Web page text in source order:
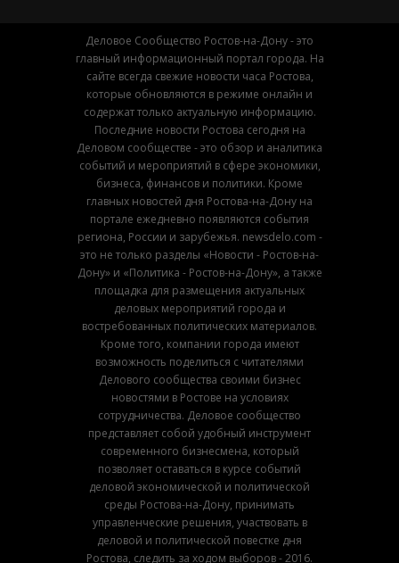
Деловое Сообщество Ростов-на-Дону - это
главный информационный портал города. На
сайте всегда свежие новости часа Ростова,
которые обновляются в режиме онлайн и
содержат только актуальную информацию.
Последние новости Ростова сегодня на
Деловом сообществе - это обзор и аналитика
событий и мероприятий в сфере экономики,
бизнеса, финансов и политики. Кроме
главных новостей дня Ростова-на-Дону на
портале ежедневно появляются события
региона, России и зарубежья. newsdelo.com -
это не только разделы «Новости - Ростов-на-
Дону» и «Политика - Ростов-на-Дону», а также
площадка для размещения актуальных
деловых мероприятий города и
востребованных политических материалов.
Кроме того, компании города имеют
возможность поделиться с читателями
Делового сообщества своими бизнес
новостями в Ростове на условиях
сотрудничества. Деловое сообщество
представляет собой удобный инструмент
современного бизнесмена, который
позволяет оставаться в курсе событий
деловой экономической и политической
среды Ростова-на-Дону, принимать
управленческие решения, участвовать в
деловой и политической повестке дня
Ростова, следить за ходом выборов - 2016.